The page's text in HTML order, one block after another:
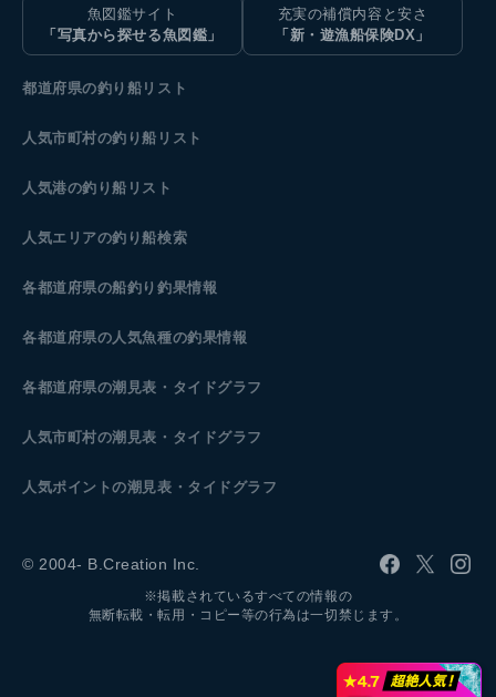
魚図鑑サイト
「写真から探せる魚図鑑」
充実の補償内容と安さ
「新・遊漁船保険DX」
都道府県の釣り船リスト
人気市町村の釣り船リスト
人気港の釣り船リスト
人気エリアの釣り船検索
各都道府県の船釣り釣果情報
各都道府県の人気魚種の釣果情報
各都道府県の潮見表 ・タイドグラフ
人気市町村の潮見表・タイドグラフ
人気ポイントの潮見表・タイドグラフ
© 2004- B.Creation Inc.
※掲載されているすべての情報の
無断転載・転用・コピー等の行為は一切禁じます。